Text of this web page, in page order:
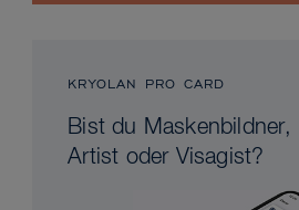
KRYOLAN PRO CARD
Bist du Maskenbildner,
Artist oder Visagist?